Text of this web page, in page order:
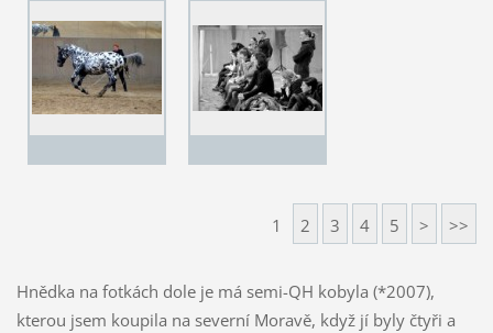
1 2 3 4 5 > >>
Hnědka na fotkách dole je má semi-QH kobyla (*2007),
kterou jsem koupila na severní Moravě, když jí byly čtyři a